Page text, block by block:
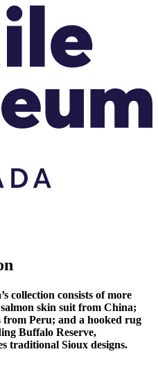
collection consists of more
skin suit from China;
from Peru; and a hooked rug
Buffalo Reserve,
traditional Sioux designs.